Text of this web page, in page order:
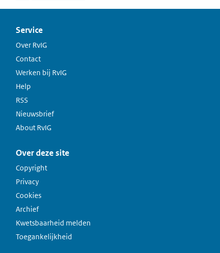
Service
Over RvIG
Contact
Werken bij RvIG
Help
RSS
Nieuwsbrief
About RvIG
Over deze site
Copyright
Privacy
Cookies
Archief
Kwetsbaarheid melden
Toegankelijkheid